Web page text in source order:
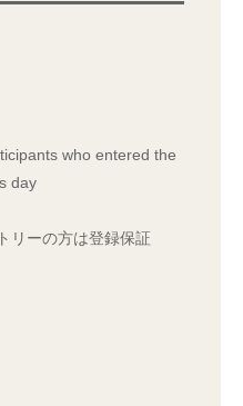
who entered the
day
リーの方は登録保証